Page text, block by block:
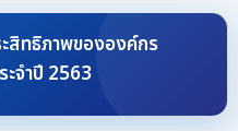
สิทธิภาพขององค์กร
จำปี 2563